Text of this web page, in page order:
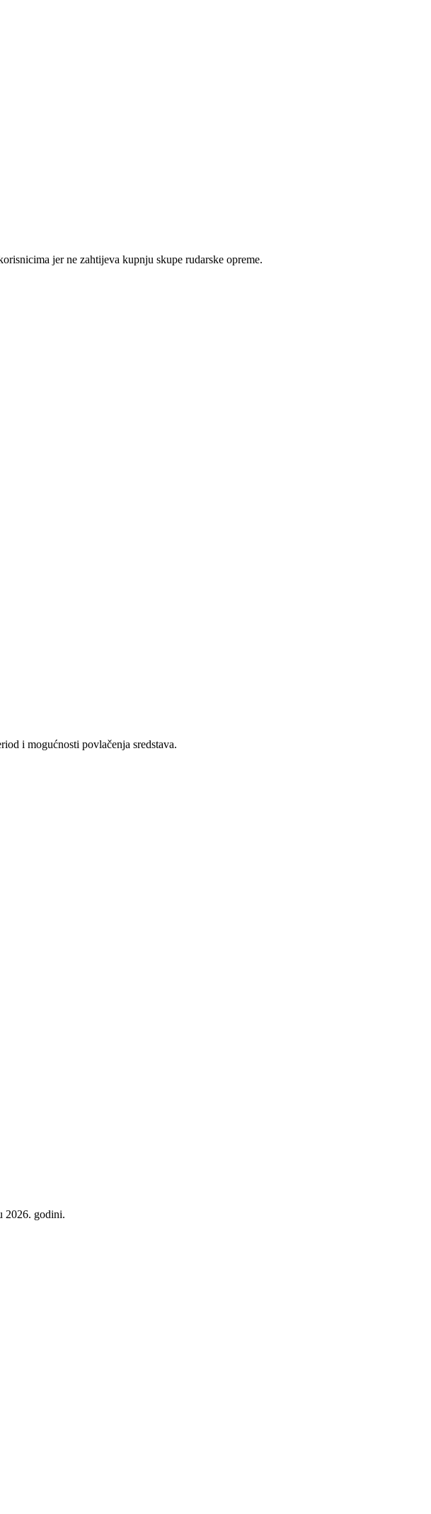
jer ne zahtijeva kupnju skupe rudarskе opreme.
i mogućnosti povlačenja sredstava.
2026. godini.